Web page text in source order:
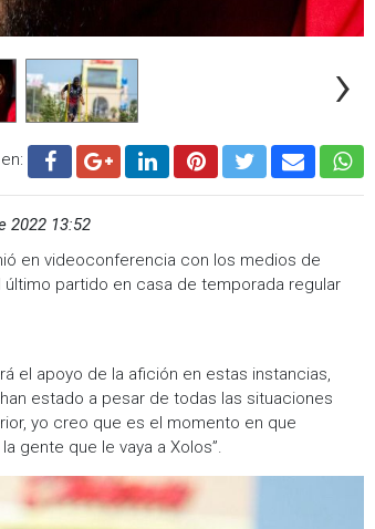
›
2022 13:52
en videoconferencia con los medios de
partido en casa de temporada regular
el apoyo de la afición en estas instancias,
estado a pesar de todas las situaciones
yo creo que es el momento en que
gente que le vaya a Xolos”.